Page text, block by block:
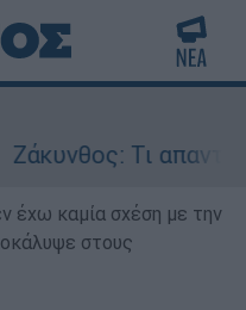
Ζάκυνθος: Τι απαντά
έχω καμία σχέση με την
στους